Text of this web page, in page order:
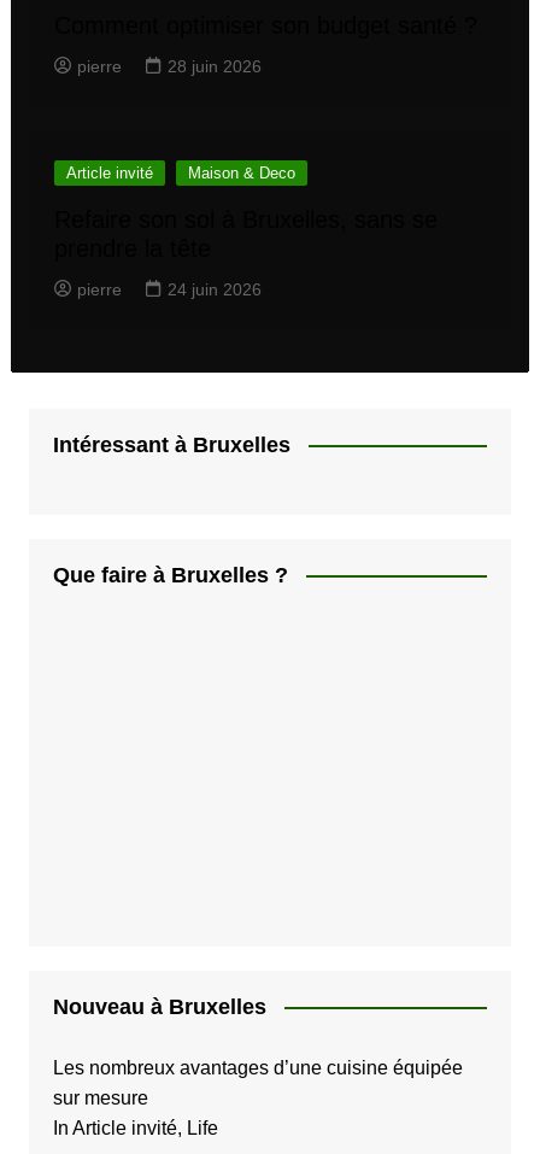
pierre 28 juin 2026
Article invité Maison & Deco
pierre 24 juin 2026
Intéressant à Bruxelles
Que faire à Bruxelles ?
Nouveau à Bruxelles
Les nombreux avantages d’une cuisine équipée
sur mesure
In Article invité, Life